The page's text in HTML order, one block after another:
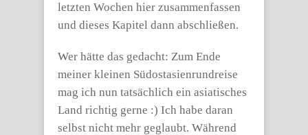
letzten Wochen hier zusammenfassen
und dieses Kapitel dann abschließen.
Wer hätte das gedacht: Zum Ende
meiner kleinen Südostasienrundreise
mag ich nun tatsächlich ein asiatisches
Land richtig gerne :) Ich habe daran
selbst nicht mehr geglaubt. Während